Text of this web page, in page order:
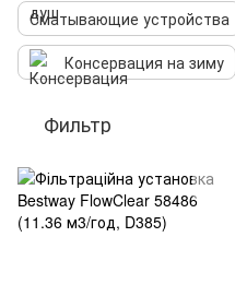
Сматывающие устройства
Консервация на зиму
Фильтр